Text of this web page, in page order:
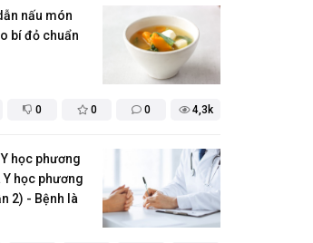
0 0 0 4,3k
nấu món
bí đỏ chuẩn
học phương
học phương
2) - Bệnh là